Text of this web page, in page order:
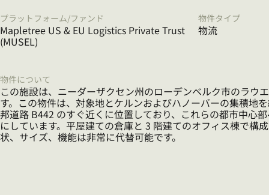
プラットフォーム/ファンド
Mapletree US & EU Logistics Private Trust
(MUSEL)
物件タイプ
物流
物件について
この施設は、ニーダーザクセン州のローデンベルク市のラウ
す。この物件は、対象地とケルンおよびハノーバーの集積地
邦道路 B442 のすぐ近くに位置しており、これらの都市中心
にしています。平屋建ての倉庫と 3 階建てのオフィス棟で構
状、サイズ、機能は非常に代替可能です。